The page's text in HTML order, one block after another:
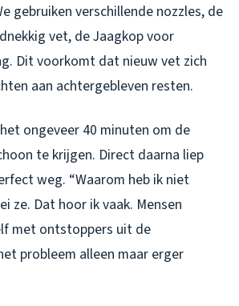
gebruiken verschillende nozzles, de
vet, de Jaagkop voor
Dit voorkomt dat nieuw vet zich
aan achtergebleven resten.
ongeveer 40 minuten om de
te krijgen. Direct daarna liep
weg. “Waarom heb ik niet
ze. Dat hoor ik vaak. Mensen
met ontstoppers uit de
probleem alleen maar erger